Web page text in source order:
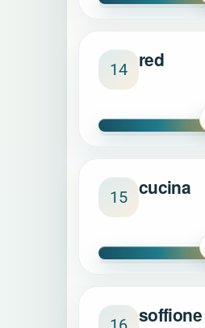
14 red
15 cucina
soffione